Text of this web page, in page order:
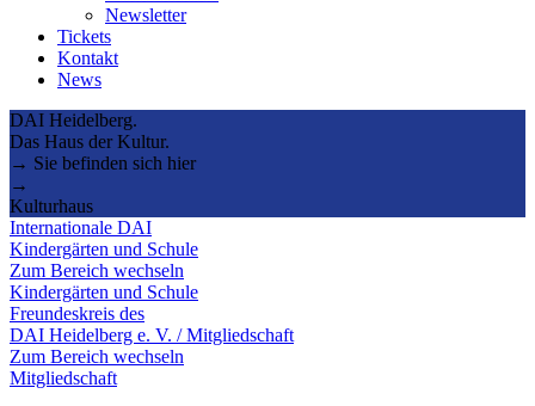
Newsletter
Tickets
Kontakt
News
DAI Heidelberg.
Das Haus der Kultur.
→ Sie befinden sich hier
→
Kulturhaus
Internationale DAI
Kindergärten und Schule
Zum Bereich wechseln
Kindergärten und Schule
Freundeskreis des
DAI Heidelberg e. V. / Mitgliedschaft
Zum Bereich wechseln
Mitgliedschaft